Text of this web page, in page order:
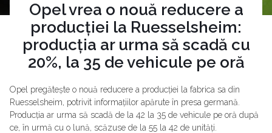
Opel vrea o nouă reducere a
producției la Ruesselsheim:
producția ar urma să scadă cu
20%, la 35 de vehicule pe oră
Opel pregătește o nouă reducere a producției la fabrica sa din
Ruesselsheim, potrivit informațiilor apărute în presa germană.
Producția ar urma să scadă de la 42 la 35 de vehicule pe oră după
ce, în urmă cu o lună, scăzuse de la 55 la 42 de unități.